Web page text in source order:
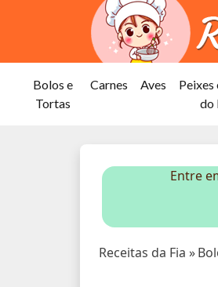
Bolos e
Tortas
Carnes Aves
Peixes
do
Entre
Receitas da Fia »